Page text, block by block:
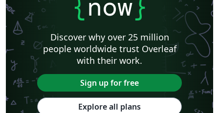
{now}
Discover why over 25 million
people worldwide trust Overleaf
with their work.
Sign up for free
Explore all plans